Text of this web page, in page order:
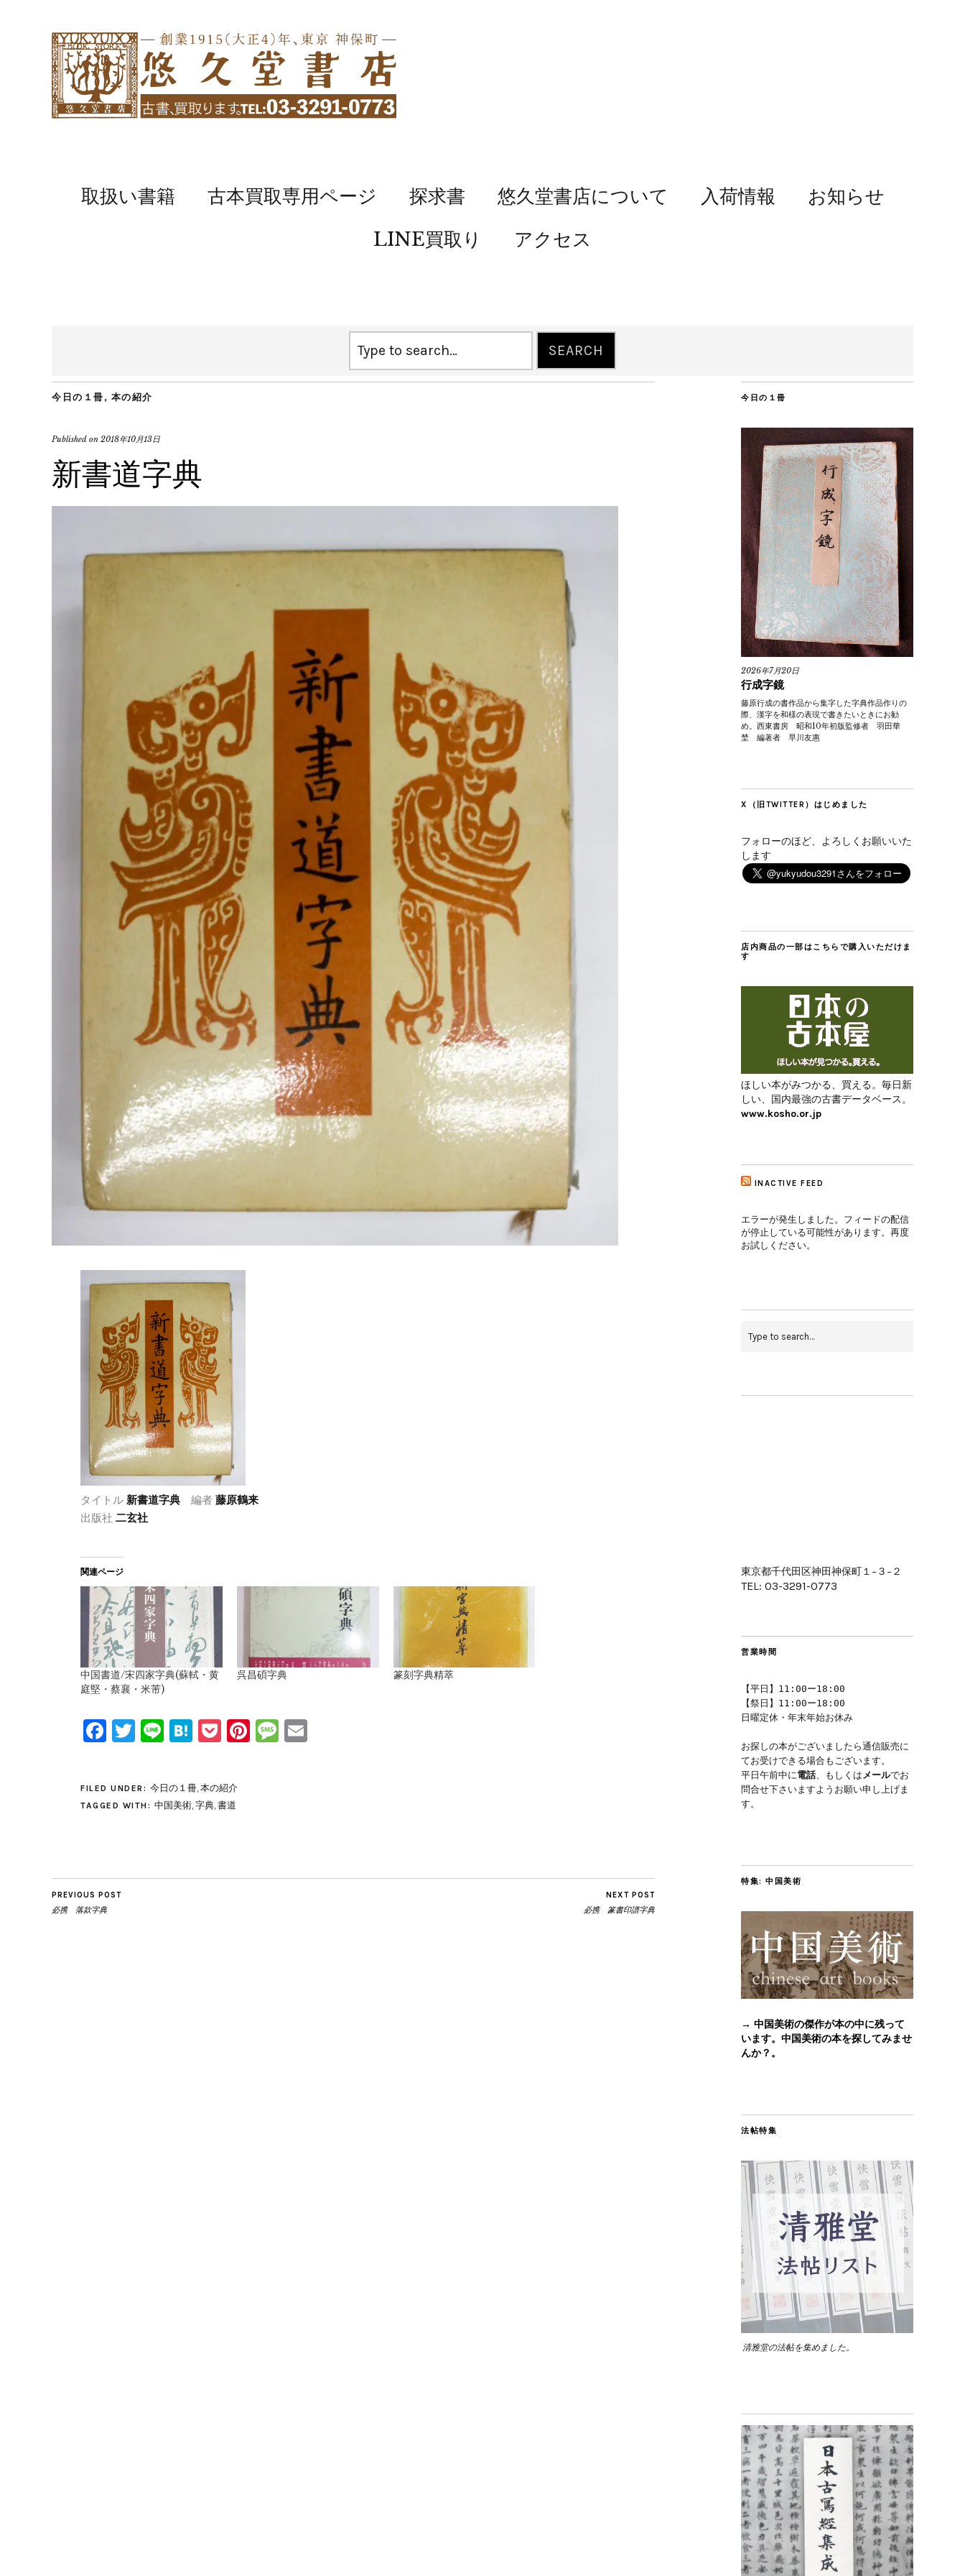
取扱い書籍 古本買取専用ページ 探求書 悠久堂書店について 入荷情報
お知らせ
LINE買取り
アクセス
今日の１冊 , 本の紹介
Published on 2018年10月13日
新書道字典
タイトル 新書道字典 編者 藤原鶴来
出版社 二玄社
関連ページ
中国書道/宋四家字典(蘇軾・黄
庭堅・蔡襄・米芾)
呉昌碩字典 篆刻字典精萃
Facebook
Twitter
LineHatena
Pocket
Pinterest
Message
FILED UNDER: 今日の１冊, 本の紹介
TAGGED WITH: 中国美術, 字典, 書道
PREVIOUS POST
必携 落款字典
NEXT POST
必携 篆書印譜字典
今日の１冊
2026年7月20日
行成字鏡
藤原行成の書作品から集字した字典作品作りの
際、漢字を和様の表現で書きたいときにお勧
め。西東書房 昭和10年初版監修者 羽田華
埜 編著者 早川友惠
X（旧TWITTER）はじめました
フォローのほど、よろしくお願いいた
します
店内商品の一部はこちらで購入いただけま
す
ほしい本がみつかる、買える。毎日新
しい、国内最強の古書データベース。
www.kosho.or.jp
INACTIVE FEED
エラーが発生しました。フィードの配信
が停止している可能性があります。再度
お試しください。
東京都千代田区神田神保町１−３−２
TEL: 03-3291-0773
営業時間
【平日】11:00ー18:00
【祭日】11:00ー18:00
日曜定休・年末年始お休み
お探しの本がございましたら通信販売に
てお受けできる場合もございます。
平日午前中に電話、もしくはメールでお
問合せ下さいますようお願い申し上げま
す。
特集: 中国美術
→ 中国美術の傑作が本の中に残って
います。中国美術の本を探してみませ
んか？。
法帖特集
清雅堂の法帖を集めました。